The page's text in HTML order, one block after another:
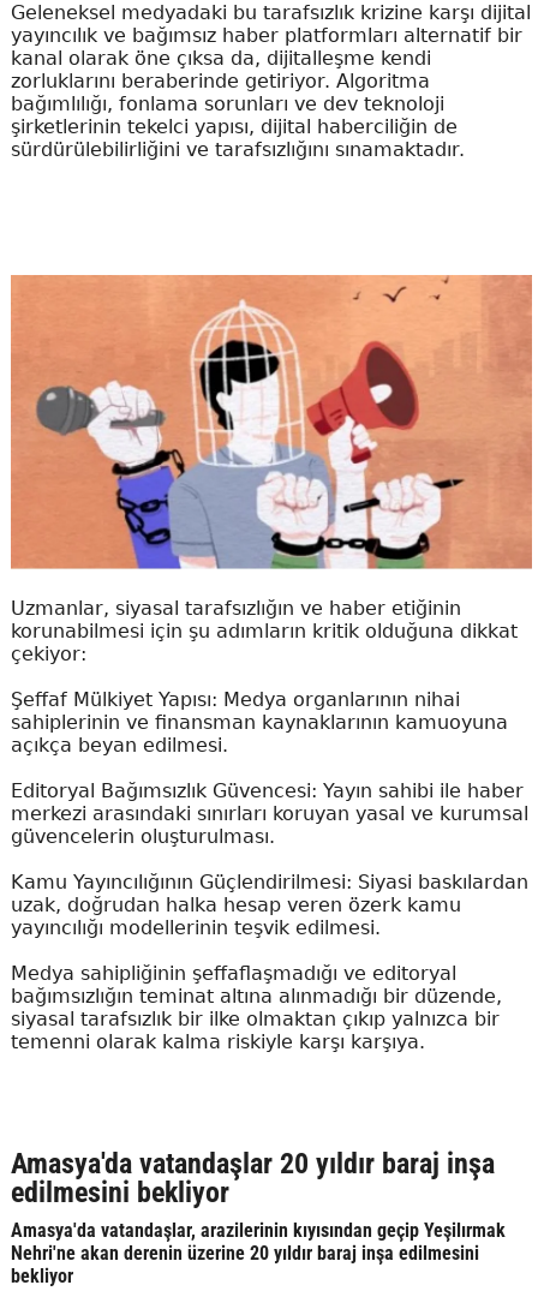
Geleneksel medyadaki bu tarafsızlık krizine karşı dijital
yayıncılık ve bağımsız haber platformları alternatif bir
kanal olarak öne çıksa da, dijitalleşme kendi
zorluklarını beraberinde getiriyor. Algoritma
bağımlılığı, fonlama sorunları ve dev teknoloji
şirketlerinin tekelci yapısı, dijital haberciliğin de
sürdürülebilirliğini ve tarafsızlığını sınamaktadır.
Uzmanlar, siyasal tarafsızlığın ve haber etiğinin
korunabilmesi için şu adımların kritik olduğuna dikkat
çekiyor:
Şeffaf Mülkiyet Yapısı: Medya organlarının nihai
sahiplerinin ve finansman kaynaklarının kamuoyuna
açıkça beyan edilmesi.
Editoryal Bağımsızlık Güvencesi: Yayın sahibi ile haber
merkezi arasındaki sınırları koruyan yasal ve kurumsal
güvencelerin oluşturulması.
Kamu Yayıncılığının Güçlendirilmesi: Siyasi baskılardan
uzak, doğrudan halka hesap veren özerk kamu
yayıncılığı modellerinin teşvik edilmesi.
Medya sahipliğinin şeffaflaşmadığı ve editoryal
bağımsızlığın teminat altına alınmadığı bir düzende,
siyasal tarafsızlık bir ilke olmaktan çıkıp yalnızca bir
temenni olarak kalma riskiyle karşı karşıya.
Amasya'da vatandaşlar 20 yıldır baraj inşa
edilmesini bekliyor
Amasya'da vatandaşlar, arazilerinin kıyısından geçip Yeşilırmak
Nehri'ne akan derenin üzerine 20 yıldır baraj inşa edilmesini
bekliyor